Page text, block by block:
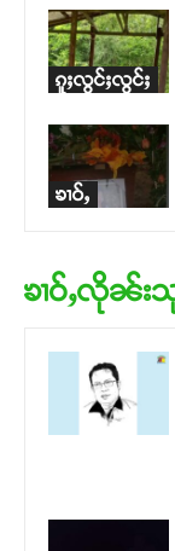
ၵူႈလွင်ႈလွင်ႈ
ၶၢဝ်ႇ
ၶၢဝ်ႇလိုၼ်း